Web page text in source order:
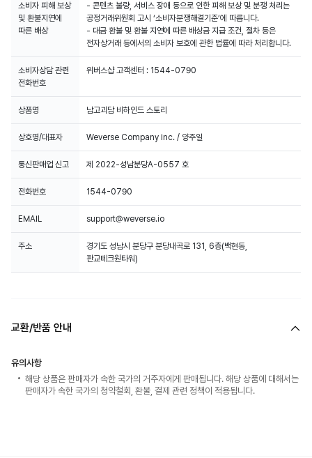
소비자 피해 보상
및 환불지연에
따른 배상
- 콘텐츠 불량, 서비스 장애 등으로 인한 피해 보상 및 분쟁 처리는
공정거래위원회 고시 ‘소비자분쟁해결기준’에 따릅니다.
- 대금 환불 및 환불 지연에 따른 배상금 지급 조건, 절차 등은
전자상거래 등에서의 소비자 보호에 관한 법률에 따라 처리합니다.
소비자상담 관련
전화번호
위버스샵 고객센터 : 1544-0790
상품명 남고괴담 비하인드 스토리
상호명/대표자 Weverse Company Inc. / 양주일
통신판매업 신고 제 2022-성남분당A-0557 호
전화번호 1544-0790
EMAIL support@weverse.io
주소
경기도 성남시 분당구 분당내곡로 131, 6층(백현동,
판교테크원타워)
교환/반품 안내
유의사항
해당 상품은 판매자가 속한 국가의 거주자에게 판매됩니다. 해당 상품에 대해서는
판매자가 속한 국가의 청약철회, 환불, 결제 관련 정책이 적용됩니다.